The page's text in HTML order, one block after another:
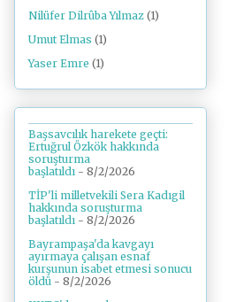
Nilüfer Dilrûba Yılmaz (1)
Umut Elmas (1)
Yaser Emre (1)
Başsavcılık harekete geçti:
Ertuğrul Özkök hakkında
soruşturma
başlatıldı - 8/2/2026
TİP'li milletvekili Sera Kadıgil
hakkında soruşturma
başlatıldı - 8/2/2026
Bayrampaşa'da kavgayı
ayırmaya çalışan esnaf
kurşunun isabet etmesi sonucu
öldü - 8/2/2026